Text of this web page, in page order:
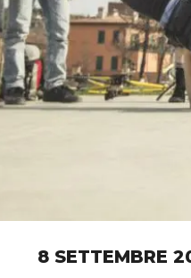
8 SETTEMBRE